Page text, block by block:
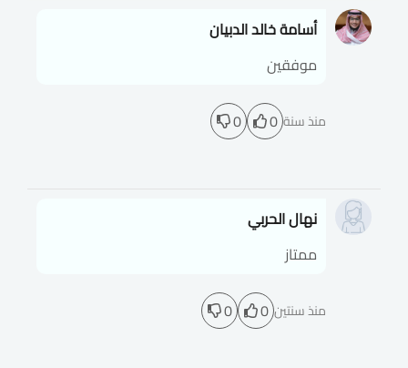
أسامة خالد الدبيان
موفقين
منذ سنة 0
0
نهال الحربي
ممتاز
منذ سنتين 0
0